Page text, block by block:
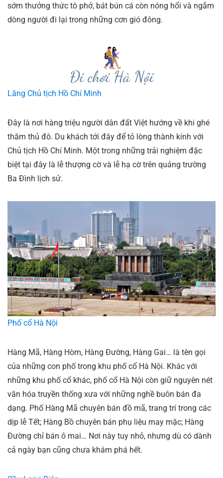
sớm thưởng thức tô phở, bát bún cá còn nóng hổi và ngắm
dòng người đi lại trong những cơn gió đông.
Lăng Chủ tịch Hồ Chí Minh
Đây là nơi hàng triệu người dân đất Việt hướng về khi ghé
thăm thủ đô. Du khách tới đây để tỏ lòng thành kính với
Chủ tịch Hồ Chí Minh. Một trong những trải nghiệm đặc
biệt tại đây là lễ thượng cờ và lễ hạ cờ trên quảng trường
Ba Đình lịch sử.
Phố cổ Hà Nội
Hàng Mã, Hàng Hòm, Hàng Đường, Hàng Gai… là tên gọi
của những con phố trong khu phố cổ Hà Nội. Khác với
những khu phố cổ khác, phố cổ Hà Nội còn giữ nguyên nét
văn hóa truyền thống xưa với những nghề buôn bán đa
dạng. Phố Hàng Mã chuyên bán đồ mã, trang trí trong các
dịp lễ Tết; Hàng Bồ chuyên bán phụ liệu may mặc; Hàng
Đường chỉ bán ô mai… Nơi này tuy nhỏ, nhưng dù có dành
cả ngày bạn cũng chưa khám phá hết.